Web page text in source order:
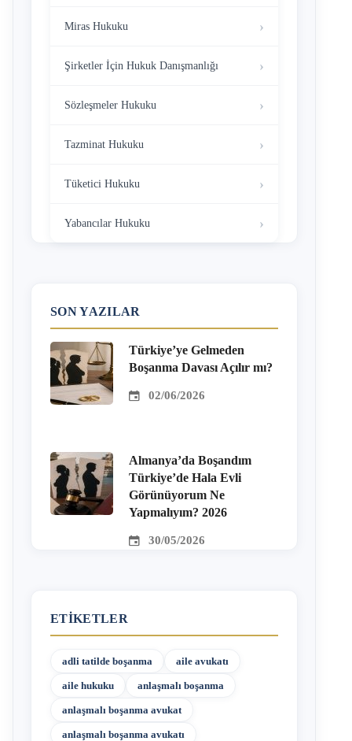
Miras Hukuku
Şirketler İçin Hukuk Danışmanlığı
Sözleşmeler Hukuku
Tazminat Hukuku
Tüketici Hukuku
Yabancılar Hukuku
SON YAZILAR
Türkiye’ye Gelmeden
Boşanma Davası Açılır mı?
02/06/2026
Almanya’da Boşandım
Türkiye’de Hala Evli
Görünüyorum Ne
Yapmalıyım? 2026
30/05/2026
ETIKETLER
adli tatilde boşanma aile avukatı
aile hukuku anlaşmalı boşanma
anlaşmalı boşanma avukat
anlaşmalı boşanma avukatı